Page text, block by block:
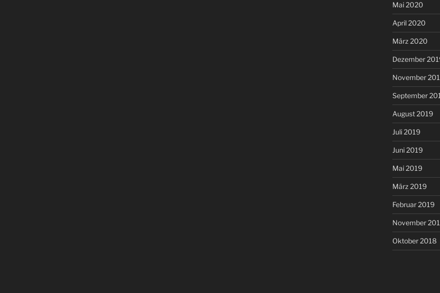
Mai 2020
April 2020
März 2020
Dezember
November
September
August 2019
Juli 2019
Juni 2019
Mai 2019
März 2019
Februar 2019
November
Oktober 2018